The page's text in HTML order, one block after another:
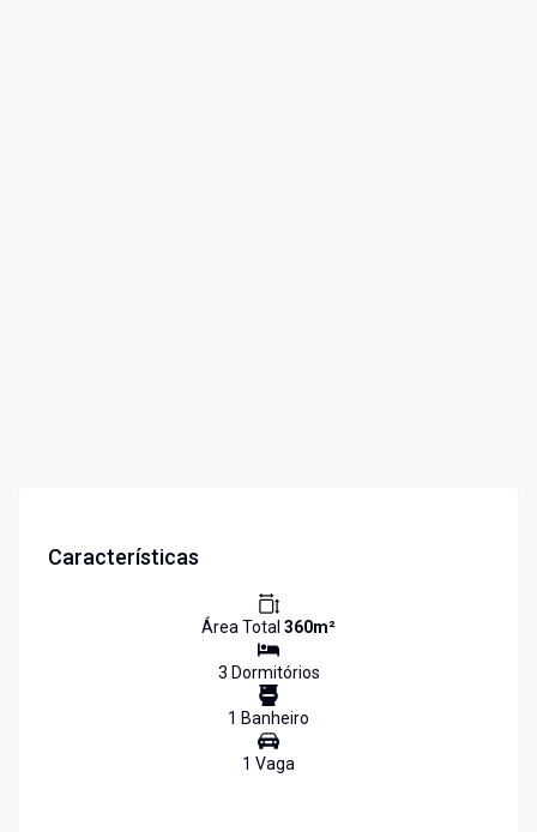
Características
Área Total 360m²
3 Dormitórios
1 Banheiro
1 Vaga